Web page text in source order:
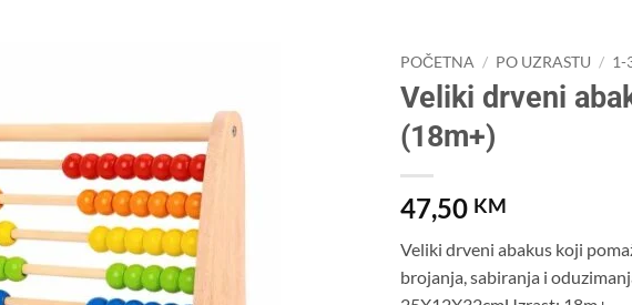
POČETNA / PO UZRASTU / 1-
Veliki drveni
(18m+)
47,50 KM
Veliki drveni abakus koji
brojanja, sabiranja i